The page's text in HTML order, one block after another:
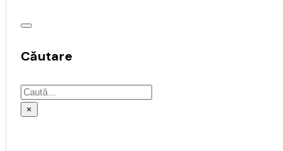
Căutare
Caută
×